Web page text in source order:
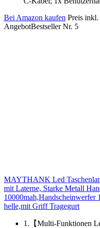
Bei Amazon kaufen Preis
AngebotBestseller Nr. 5
MAYTHANK Led
mit Laterne, Starke Metall
helle,mit Griff Tragegurt
1.【Multi-Funktionen